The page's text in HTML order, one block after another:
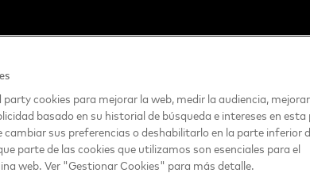
cookies para mejorar la web, medir la audiencia,
basado en su historial de búsqueda e intereses en esta
cambiar sus preferencias o deshabilitarlo en la parte inferior
parte de las cookies que utilizamos son esenciales para el
web. Ver "Gestionar Cookies" para más detalle.